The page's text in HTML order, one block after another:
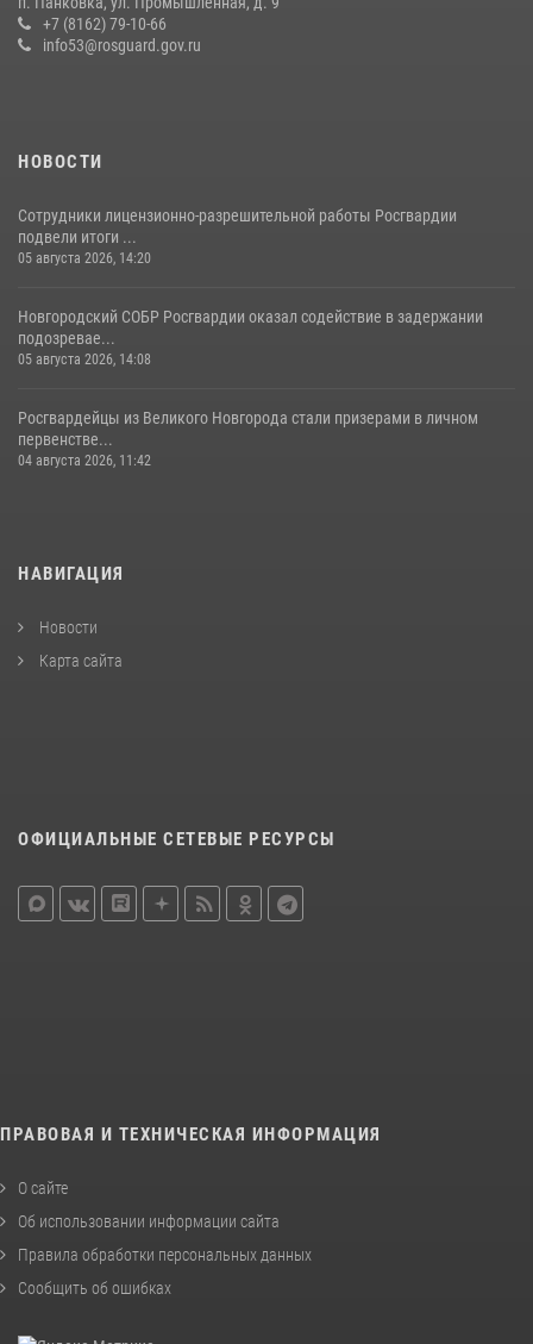
+7 (8162) 79-10-66
info53@rosguard.gov.ru
НОВОСТИ
Сотрудники лицензионно-разрешительной работы Росгвардии
подвели итоги ...
05 августа 2026, 14:20
Новгородский СОБР Росгвардии оказал содействие в задержании
подозревае...
05 августа 2026, 14:08
Росгвардейцы из Великого Новгорода стали призерами в личном
первенстве...
04 августа 2026, 11:42
НАВИГАЦИЯ
Новости
Карта сайта
ОФИЦИАЛЬНЫЕ СЕТЕВЫЕ РЕСУРСЫ
ПРАВОВАЯ И ТЕХНИЧЕСКАЯ ИНФОРМАЦИЯ
О сайте
Об использовании информации сайта
Правила обработки персональных данных
Сообщить об ошибках